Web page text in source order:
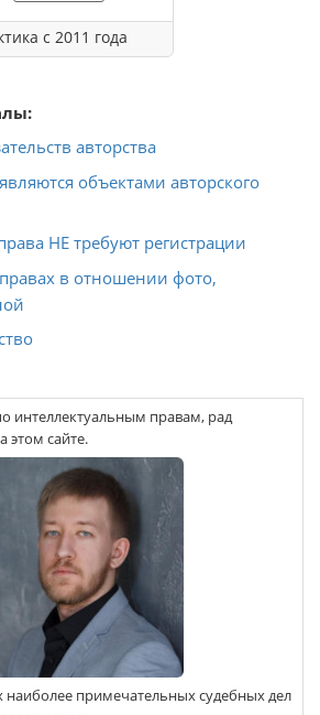
с 2011 года
авторства
объектами авторского
НЕ требуют регистрации
в отношении фото,
интеллектуальным правам, рад
этом сайте.
наиболее примечательных судебных дел